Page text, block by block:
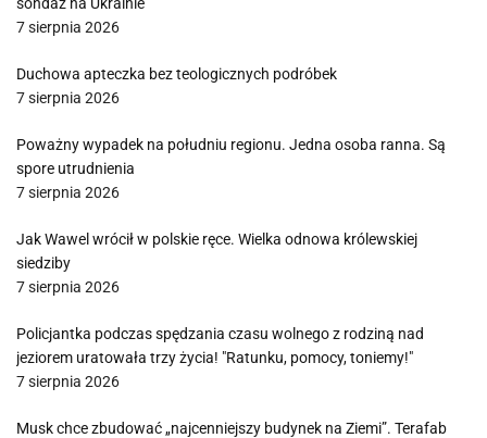
7 sierpnia 2026
Duchowa apteczka bez teologicznych podróbek
7 sierpnia 2026
Poważny wypadek na południu regionu. Jedna osoba ranna. Są
spore utrudnienia
7 sierpnia 2026
Jak Wawel wrócił w polskie ręce. Wielka odnowa królewskiej
siedziby
7 sierpnia 2026
Policjantka podczas spędzania czasu wolnego z rodziną nad
jeziorem uratowała trzy życia! "Ratunku, pomocy, toniemy!"
7 sierpnia 2026
Musk chce zbudować „najcenniejszy budynek na Ziemi”. Terafab